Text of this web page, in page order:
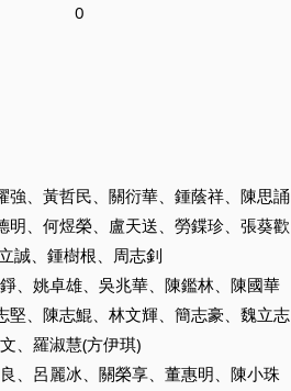
0
強、黃哲民、關衍華、鍾蔭祥、陳思
明、何煜榮、盧天送、勞鍱珍、張葵
誠、鍾樹根、周志釗
、姚卓雄、吳兆華、陳鑑林、陳國華
堅、陳志鯤、林文輝、簡志豪、魏立
、羅淑慧(方伊琪)
、呂麗冰、關榮享、董惠明、陳小珠